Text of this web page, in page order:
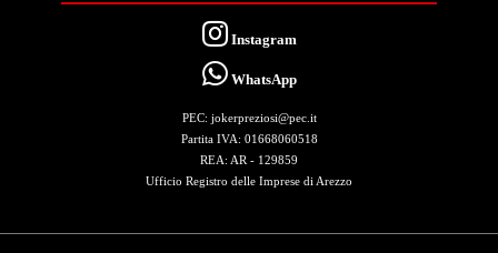
Instagram
WhatsApp
PEC: jokerpreziosi@pec.it
Partita IVA: 01668060518
REA: AR - 129859
Ufficio Registro delle Imprese di Arezzo